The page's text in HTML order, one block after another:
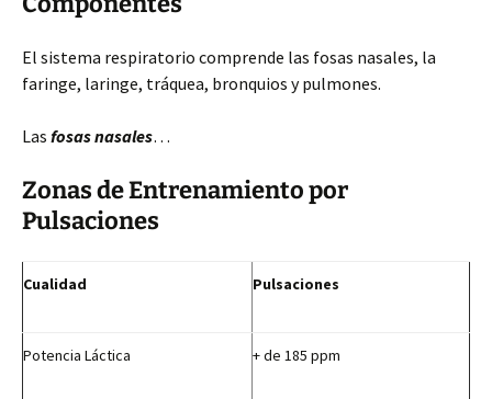
El sistema respiratorio comprende las fosas nasales, la
faringe, laringe, tráquea, bronquios y pulmones.
Las fosas nasales…
Zonas de Entrenamiento por
Pulsaciones
Cualidad Pulsaciones
Potencia Láctica + de 185 ppm